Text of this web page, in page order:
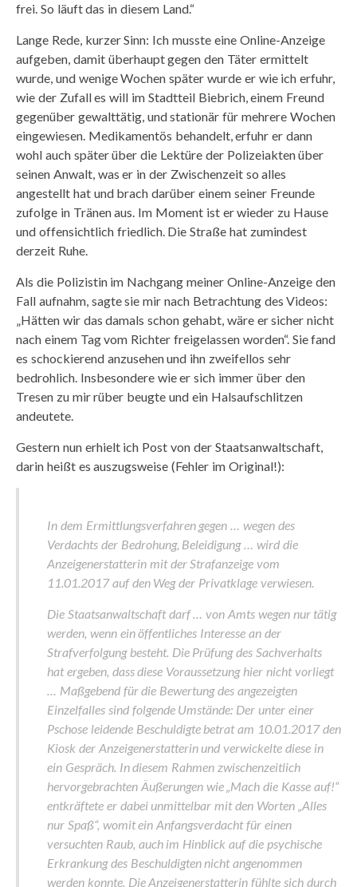
frei. So läuft das in diesem Land.“
Lange Rede, kurzer Sinn: Ich musste eine Online-Anzeige
aufgeben, damit überhaupt gegen den Täter ermittelt
wurde, und wenige Wochen später wurde er wie ich erfuhr,
wie der Zufall es will im Stadtteil Biebrich, einem Freund
gegenüber gewalttätig, und stationär für mehrere Wochen
eingewiesen. Medikamentös behandelt, erfuhr er dann
wohl auch später über die Lektüre der Polizeiakten über
seinen Anwalt, was er in der Zwischenzeit so alles
angestellt hat und brach darüber einem seiner Freunde
zufolge in Tränen aus. Im Moment ist er wieder zu Hause
und offensichtlich friedlich. Die Straße hat zumindest
derzeit Ruhe.
Als die Polizistin im Nachgang meiner Online-Anzeige den
Fall aufnahm, sagte sie mir nach Betrachtung des Videos:
„Hätten wir das damals schon gehabt, wäre er sicher nicht
nach einem Tag vom Richter freigelassen worden“. Sie fand
es schockierend anzusehen und ihn zweifellos sehr
bedrohlich. Insbesondere wie er sich immer über den
Tresen zu mir rüber beugte und ein Halsaufschlitzen
andeutete.
Gestern nun erhielt ich Post von der Staatsanwaltschaft,
darin heißt es auszugsweise (Fehler im Original!):
In dem Ermittlungsverfahren gegen … wegen des
Verdachts der Bedrohung, Beleidigung … wird die
Anzeigenerstatterin mit der Strafanzeige vom
11.01.2017 auf den Weg der Privatklage verwiesen.
Die Staatsanwaltschaft darf … von Amts wegen nur tätig
werden, wenn ein öffentliches Interesse an der
Strafverfolgung besteht. Die Prüfung des Sachverhalts
hat ergeben, dass diese Voraussetzung hier nicht vorliegt
… Maßgebend für die Bewertung des angezeigten
Einzelfalles sind folgende Umstände: Der unter einer
Pschose leidende Beschuldigte betrat am 10.01.2017 den
Kiosk der Anzeigenerstatterin und verwickelte diese in
ein Gespräch. In diesem Rahmen zwischenzeitlich
hervorgebrachten Äußerungen wie „Mach die Kasse auf!“
entkräftete er dabei unmittelbar mit den Worten „Alles
nur Spaß“, womit ein Anfangsverdacht für einen
versuchten Raub, auch im Hinblick auf die psychische
Erkrankung des Beschuldigten nicht angenommen
werden konnte. Die Anzeigenerstatterin fühlte sich durch